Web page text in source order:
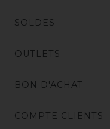
SOLDES
OUTLETS
BON D'ACHAT
COMPTE CLIENTS